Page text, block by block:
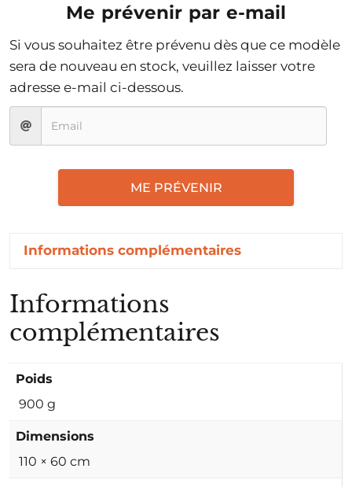
Me prévenir par e-mail
Si vous souhaitez être prévenu dès que ce modèle
sera de nouveau en stock, veuillez laisser votre
adresse e-mail ci-dessous.
ME PRÉVENIR
Informations complémentaires
Informations
complémentaires
Poids
900 g
Dimensions
110 × 60 cm